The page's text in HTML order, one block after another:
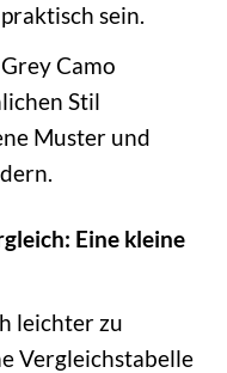
sein.
Camo
Stil
Muster und
Eine kleine
leichter zu
Vergleichstabelle